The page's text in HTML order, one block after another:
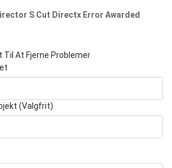
S Cut Directx Error Awarded
Til At Fjerne Problemer
(Valgfrit)